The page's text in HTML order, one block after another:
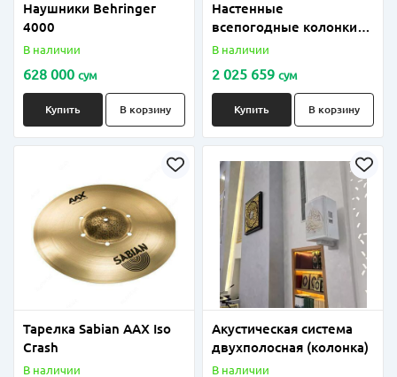
Наушники Behringer
4000
В наличии
628 000 сум
Купить В корзину
Настенные
всепогодные колонки
DAS 20-60 Вт
В наличии
2 025 659 сум
Купить В корзину
Тарелка Sabian AAX Iso
Crash
В наличии
Акустическая система
двухполосная (колонка)
В наличии